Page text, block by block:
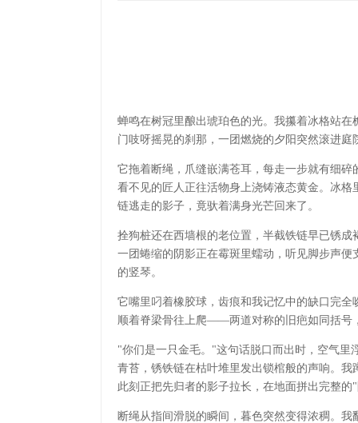
蝉鸣在树冠里酿出琥珀色的光。我攥着冰格站
门吱呀摇晃的刹那，一团燃烧的夕阳突然滚进庭
它拖着断绳，爪缝嵌满苍耳，每走一步就有细
看不见的匠人正往活物身上浇铸液态黄金。冰
链逃走的影子，竟驮着满身光芒回来了。
拴狗桩还在西墙根的老位置，半截铁链早已锈
一团蜷缩的阴影正在霉斑里蠕动，听见脚步声
的竖琴。
它嘴里叼着橡胶球，齿痕和我记忆中的缺口完
顺着脊梁骨往上爬——两道对称的旧疤如同括号
"你们是一只金毛。"这句话脱口而出时，空气里
青苔，锈铁链在枯叶堆里发出锁棺般的声响。
此刻正把先归者的影子拉长，在地面拼出完整的
断绳从指间滑脱的瞬间，暮色突然变得浓稠。